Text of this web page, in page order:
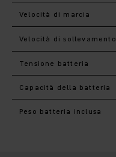
Velocità di marcia
Velocità di sollevamento
Tensione batteria
Capacità della batteria
Peso batteria inclusa